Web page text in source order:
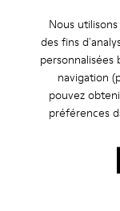
Nous
des fins
personnalisées
navigation
pouvez
préférences
Chaussures à
Sandales
Baskets